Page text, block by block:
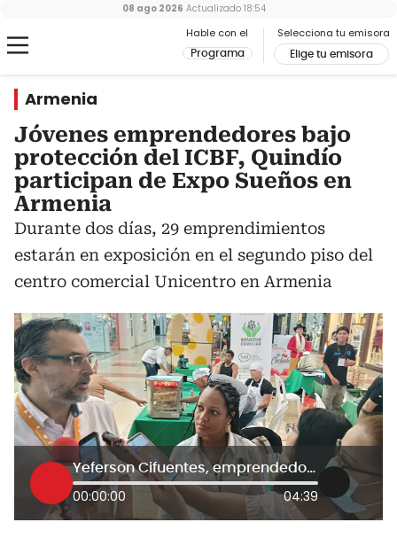
Hable con el
Programa
Selecciona tu emisora
Elige tu emisora
08 ago 2026 Actualizado 18:54
Armenia
Jóvenes emprendedores bajo
protección del ICBF, Quindío
participan de Expo Sueños en
Armenia
Durante dos días, 29 emprendimientos
estarán en exposición en el segundo piso del
centro comercial Unicentro en Armenia
Yeferson Cifuentes, emprendedor, apoyado por ICBF, Quindío
00:00:00 04:39